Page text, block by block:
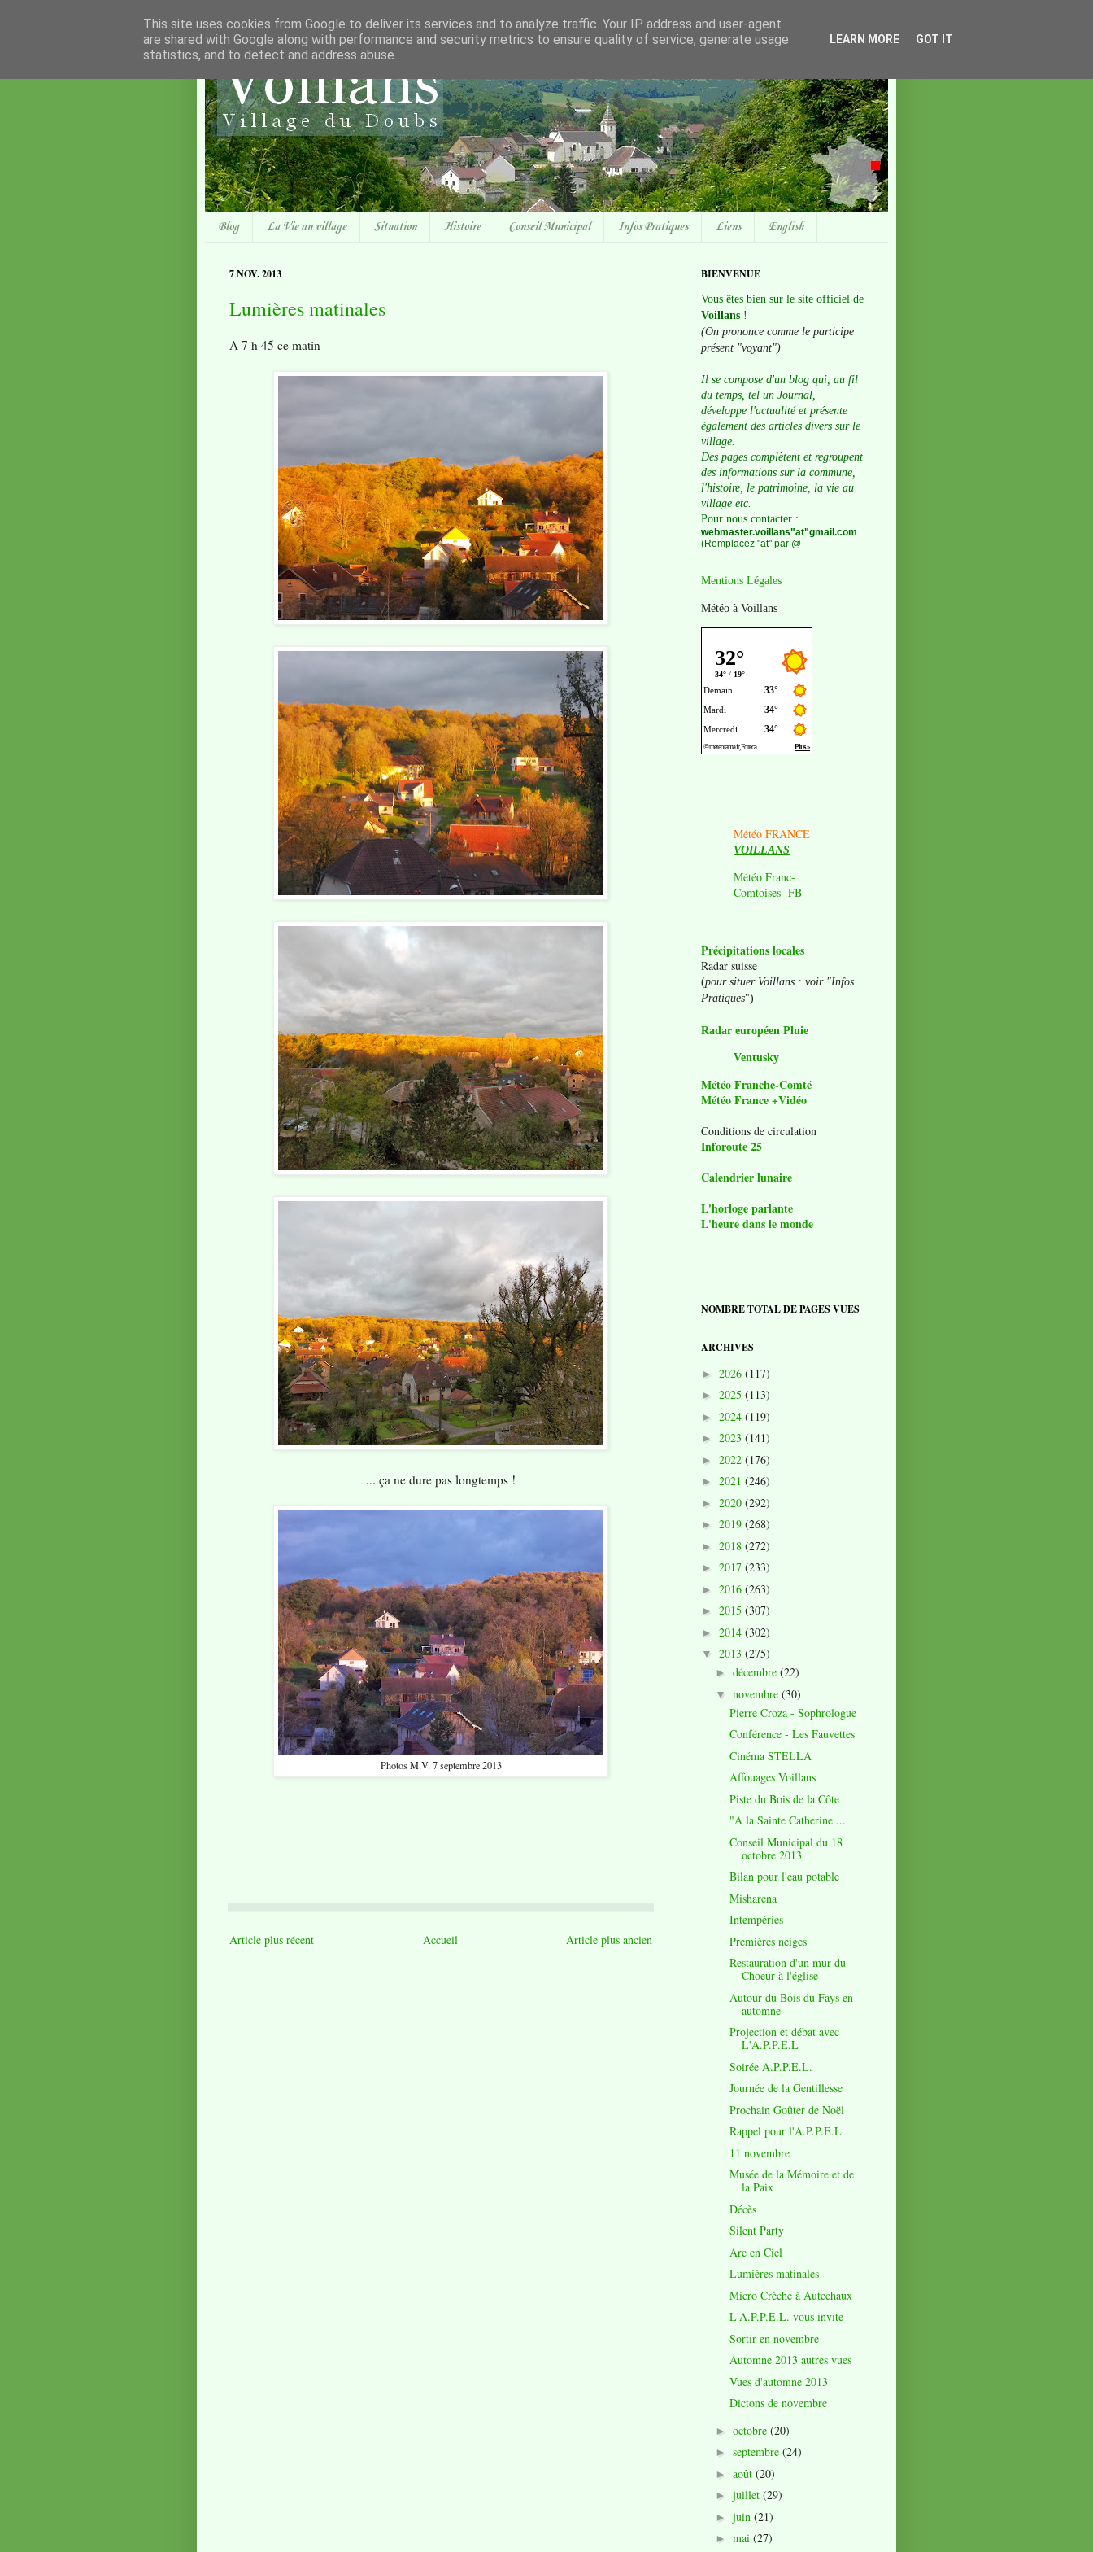
Blog La Vie au village Situation Histoire Conseil Municipal Infos Pratiques Liens English
7 NOV. 2013
Lumières matinales
A 7 h 45 ce matin
... ça ne dure pas longtemps !
Photos M.V. 7 septembre 2013
Article plus récent Article plus ancien
Accueil
BIENVENUE
Vous êtes bien sur le site officiel de
Voillans !
(On prononce comme le participe
présent "voyant")
Il se compose d'un blog qui, au fil
du temps, tel un Journal,
développe l'actualité et présente
également des articles divers sur le
village.
Des pages complètent et regroupent
des informations sur la commune,
l'histoire, le patrimoine, la vie au
village etc.
Pour nous contacter :
webmaster.voillans"at"gmail.com
(Remplacez "at" par @
Mentions Légales
Météo à Voillans
Météo FRANCE
VOILLANS
Météo Franc-
Comtoises- FB
Précipitations locales
Radar suisse
(pour situer Voillans : voir "Infos
Pratiques")
Radar européen Pluie
Ventusky
Météo Franche-Comté
Météo France +Vidéo
Conditions de circulation
Inforoute 25
Calendrier lunaire
L'horloge parlante
L'heure dans le monde
NOMBRE TOTAL DE PAGES VUES
ARCHIVES
► 2026 (117)
► 2025 (113)
► 2024 (119)
► 2023 (141)
► 2022 (176)
► 2021 (246)
► 2020 (292)
► 2019 (268)
► 2018 (272)
► 2017 (233)
► 2016 (263)
► 2015 (307)
► 2014 (302)
▼ 2013 (275)
► décembre (22)
▼ novembre (30)
Pierre Croza - Sophrologue
Conférence - Les Fauvettes
Cinéma STELLA
Affouages Voillans
Piste du Bois de la Côte
"A la Sainte Catherine ...
Conseil Municipal du 18
octobre 2013
Bilan pour l'eau potable
Misharena
Intempéries
Premières neiges
Restauration d'un mur du
Choeur à l'église
Autour du Bois du Fays en
automne
Projection et débat avec
L'A.P.P.E.L
Soirée A.P.P.E.L.
Journée de la Gentillesse
Prochain Goûter de Noël
Rappel pour l'A.P.P.E.L.
11 novembre
Musée de la Mémoire et de
la Paix
Décès
Silent Party
Arc en Ciel
Lumières matinales
Micro Crèche à Autechaux
L'A.P.P.E.L. vous invite
Sortir en novembre
Automne 2013 autres vues
Vues d'automne 2013
Dictons de novembre
► octobre (20)
► septembre (24)
► août (20)
► juillet (29)
► juin (21)
► mai (27)
This site uses cookies from Google to deliver its services and to analyze traffic. Your IP address and user-agent
are shared with Google along with performance and security metrics to ensure quality of service, generate usage
statistics, and to detect and address abuse.
LEARN MORE GOT IT